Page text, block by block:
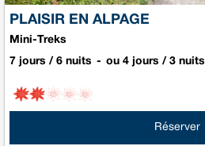
PLAISIR EN ALPAGE
Mini-Treks
7 jours / 6 nuits ou 4 jours / 3 nuits
Réserver